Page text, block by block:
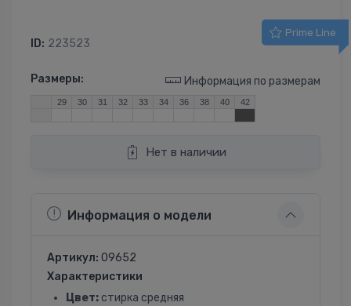
Prime Line
ID: 223523
Размеры: Информация по размерам
29 30 31 32 33 34 36 38 40 42
Нет в наличии
Информация о модели
Артикул: 09652
Характеристики
Цвет: стирка средняя